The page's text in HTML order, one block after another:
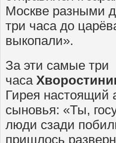
Москве разными
три часа до
выкопали».
За эти самые три
часа
Гирея настоящий
сыновья: «Ты,
люди сзади
пришлось